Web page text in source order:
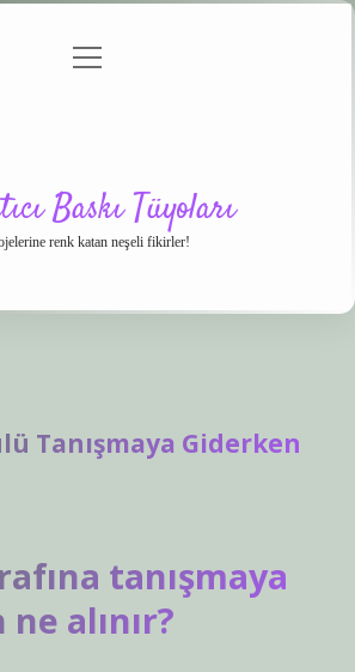
menüyü
Baskı Tüyoları
renk katan neşeli fikirler!
Tanışmaya Giderken
tanışmaya
alınır?